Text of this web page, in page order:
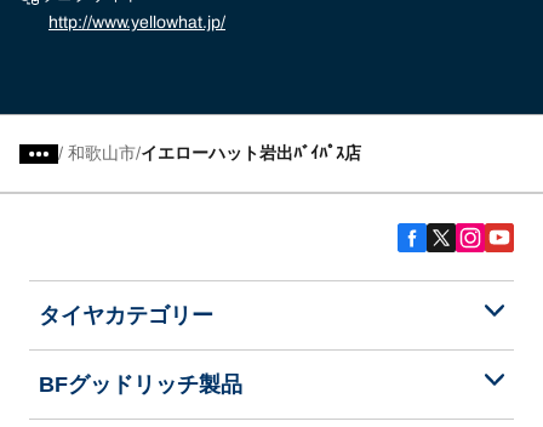
http://www.yellowhat.jp/
/ 和歌山市 イエローハット岩出ﾊﾞｲﾊﾟｽ店
タイヤカテゴリー
BFグッドリッチ製品